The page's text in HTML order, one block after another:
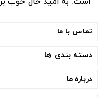
تماس با ما
دسته بندی ها
درباره ما